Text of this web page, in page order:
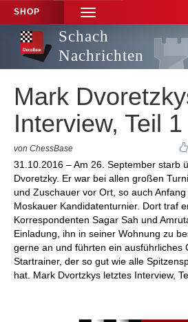
SHOP
TOGGLE
NAVIGATION
Schach
Nachrichten
Mark
Interview, Teil 1
von ChessBase
31.10.2016 – Am 26. September starb
Dvoretzky. Er war bei allen großen
und Zuschauer vor Ort, so auch
Moskauer Kandidatenturnier. Dort traf
Korrespondenten Sagar Sah und
Einladung, ihn in seiner Wohnung zu
gerne an und führten ein ausführliches
Startrainer, der so gut wie alle
hat. Mark Dvortzkys letztes Interview,